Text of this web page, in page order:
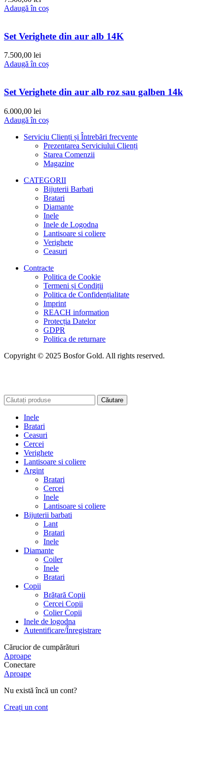
Adaugă în coș
Set Verighete din aur alb 14K
7.500,00 lei
Adaugă în coș
Set Verighete din aur alb roz sau galben 14k
6.000,00 lei
Adaugă în coș
Serviciu Clienți și Întrebări frecvente
Prezentarea Serviciului Clienți
Starea Comenzii
Magazine
CATEGORII
Bijuterii Barbati
Bratari
Diamante
Inele
Inele de Logodna
Lantisoare si coliere
Verighete
Ceasuri
Contracte
Politica de Cookie
Termeni și Condiții
Politica de Confidențialitate
Imprint
REACH information
Protecția Datelor
GDPR
Politica de returnare
Copyright © 2025 Bosfor Gold. All rights reserved.
Căutare
Inele
Bratari
Ceasuri
Cercei
Verighete
Lantisoare si coliere
Argint
Bratari
Cercei
Inele
Lantisoare si coliere
Bijuterii barbati
Lant
Bratari
Inele
Diamante
Coiler
Inele
Bratari
Copii
Brățară Copii
Cercei Copii
Colier Copii
Inele de logodna
Autentificare/Înregistrare
Cărucior de cumpărături
Aproape
Conectare
Aproape
Nu există încă un cont?
Creați un cont